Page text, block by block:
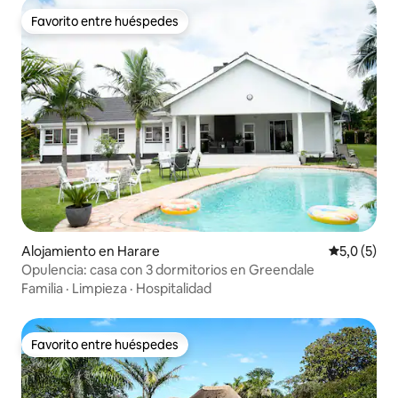
Favorito entre huéspedes
Favorito entre huéspedes
Alojamiento en Harare
5,0 (5)
Opulencia: casa con 3 dormitorios en Greendale
Familia · Limpieza · Hospitalidad
Favorito entre huéspedes
Favorito entre huéspedes